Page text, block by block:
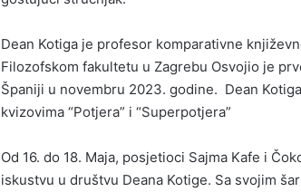
Dean Kotiga je profesor komparativne
Filozofskom fakultetu u Zagrebu Osvojio je
Španiji u novembru 2023. godine. Dean
kvizovima “Potjera” i “Superpotjera”
Od 16. do 18. Maja, posjetioci Sajma Kafe i
iskustvu u društvu Deana Kotige. Sa svojim